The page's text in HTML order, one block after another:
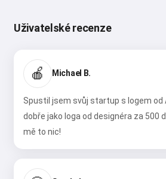
Uživatelské recenze
🍎 Michael B.
Spustil jsem svůj startup s logem od
dobře jako loga od designéra za 500
mě to nic!